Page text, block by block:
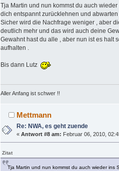
Tja Martin und nun kommst du auch
dich entspannt zurücklehnen und abwarten .
Sicher wird die Nachfrage weniger , aber
deutlich mehr und das wird auch deine
Gewahnt hast du alle , aber nun ist es halt
aufhalten .
Bis dann Lutz
Aller Anfang ist schwer !!
Mettmann
Re: NWA, es geht zuende
«Antwort #8 am: Februar 06, 2010,
Zitat
Tja Martin und nun kommst du auch wieder ins